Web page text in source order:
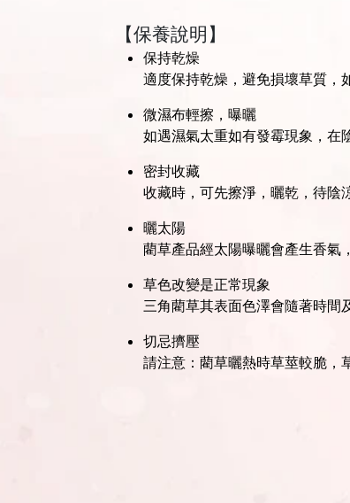
【保養說明】
保持乾燥
適度保持乾燥，避免損壞草質，
微濕布輕擦，曝曬
如遇濕氣太重如有發霉現象，在
密封收藏
收藏時，可先擦淨，曬乾，待陰
曬太陽
藺草產品經太陽曝曬會產生香氣
草色改變是正常現象
三角藺草其表面色澤會隨著時間
切忌擠壓
請注意：藺草曬熱時草莖較脆，